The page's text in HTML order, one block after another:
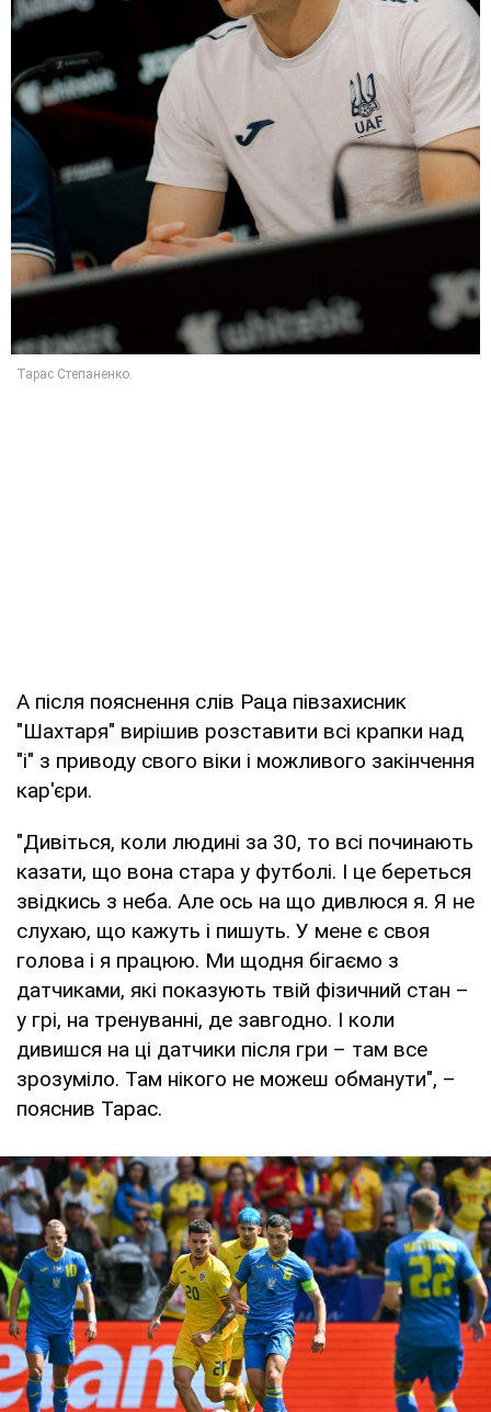
А після пояснення слів Раца півзахисник
"Шахтаря" вирішив розставити всі крапки над
"і" з приводу свого віки і можливого закінчення
кар'єри.
"Дивіться, коли людині за 30, то всі починають
казати, що вона стара у футболі. І це береться
звідкись з неба. Але ось на що дивлюся я. Я не
слухаю, що кажуть і пишуть. У мене є своя
голова і я працюю. Ми щодня бігаємо з
датчиками, які показують твій фізичний стан –
у грі, на тренуванні, де завгодно. І коли
дивишся на ці датчики після гри – там все
зрозуміло. Там нікого не можеш обманути", –
пояснив Тарас.